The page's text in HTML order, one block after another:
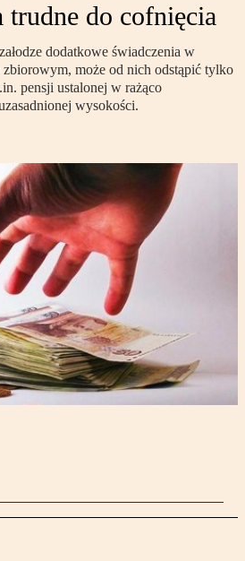
do cofnięcia
dodatkowe świadczenia w
może od nich odstąpić tylko
pensji ustalonej w rażąco
wysokości.